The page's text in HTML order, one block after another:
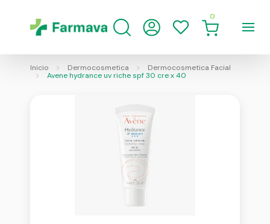
0
Inicio Dermocosmetica
Dermocosmetica Facial
Avene hydrance uv riche spf 30 cre x 40